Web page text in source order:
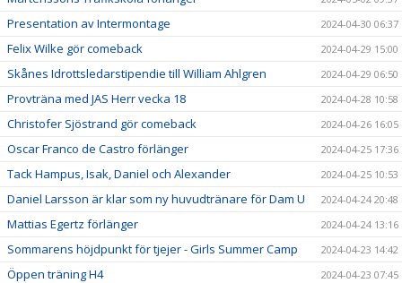
Presentation av Intermontage 2024-04-30 06:37
Felix Wilke gör comeback 2024-04-29 15:00
Skånes Idrottsledarstipendie till William Ahlgren 2024-04-29 06:50
Provträna med JAS Herr vecka 18 2024-04-28 10:58
Christofer Sjöstrand gör comeback 2024-04-26 16:05
Oscar Franco de Castro förlänger 2024-04-25 17:36
Tack Hampus, Isak, Daniel och Alexander 2024-04-25 10:53
Daniel Larsson är klar som ny huvudtränare för Dam U 2024-04-24 20:48
Mattias Egertz förlänger 2024-04-24 13:16
Sommarens höjdpunkt för tjejer - Girls Summer Camp 2024-04-23 14:42
Öppen träning H4 2024-04-23 07:45